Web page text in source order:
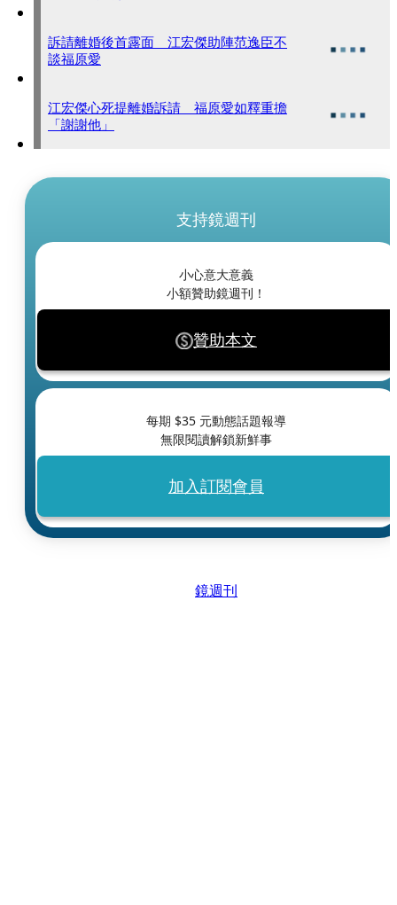
訴請離婚後首露面 江宏傑助陣范逸臣不
談福原愛
江宏傑心死提離婚訴請 福原愛如釋重擔
「謝謝他」
支持鏡週刊
小心意大意義
小額贊助鏡週刊！
贊助本文
每期 $35 元動態話題報導
無限閱讀解鎖新鮮事
加入訂閱會員
鏡週刊